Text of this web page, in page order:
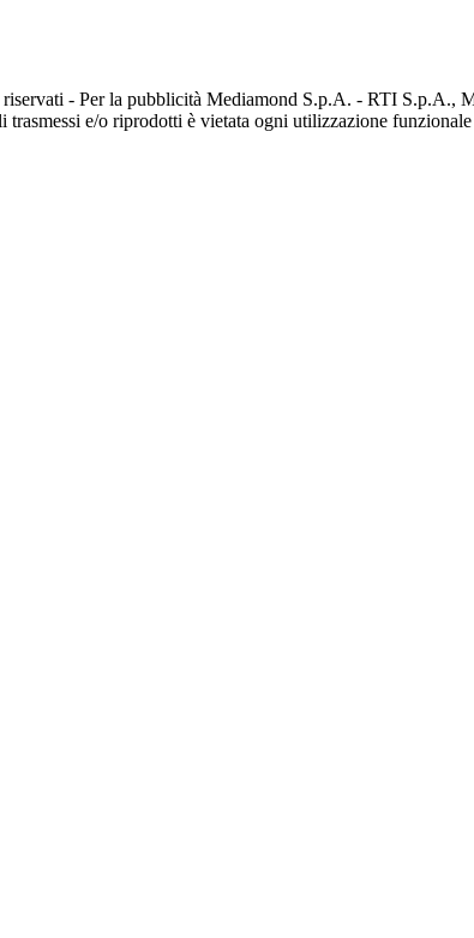
- Per la pubblicità Mediamond S.p.A. - RTI S.p.A.,
trasmessi e/o riprodotti è vietata ogni utilizzazione